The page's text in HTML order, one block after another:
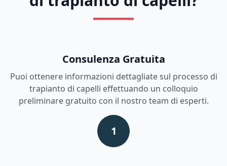
Consulenza Gratuita
Puoi ottenere informazioni dettagliate sul processo di
trapianto di capelli effettuando un colloquio
preliminare gratuito con il nostro team di esperti.
1